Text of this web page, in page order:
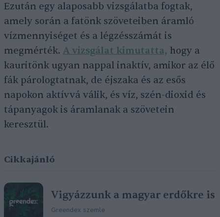
Ezután egy alaposabb vizsgálatba fogtak,
amely során a fatönk szöveteiben áramló
vízmennyiséget és a légzésszámát is
megmérték. A vizsgálat kimutatta, hogy a
kauritönk ugyan nappal inaktív, amikor az élő
fák párologtatnak, de éjszaka és az esős
napokon aktívvá válik, és víz, szén-dioxid és
tápanyagok is áramlanak a szövetein
keresztül.
Cikkajánló
Vigyázzunk a magyar erdőkre is
Greendex szemle